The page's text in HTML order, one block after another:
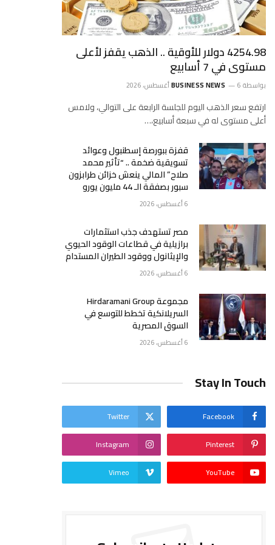
4254.98 دولار للأوقية .. الذهب يقفز لأعلى
مستوى في 7 أسابيع
بواسطة BUSINESS NEWS 6 أغسطس، 2026
ارتفع ‌سعر الذهب اليوم للجلسة الرابعة على التوالي، ولامس
‌أعلى مستوى له في سبعة أسابيع،…
قفزة ببورصة إسطنبول وعوائد
تسويقية ضخمة .. “تأثير محمد
صلاح” المالي ينعش خزائن طرابزون
سبور بصفقة الـ 44 مليون يورو
6 أغسطس، 2026
مصر تستهدف جذب استثمارات
برازيلية في قطاعات الوقود الحيوي
والإيثانول ووقود الطيران المستدام
6 أغسطس، 2026
مجموعة Hirdaramani Group
السريلانكية تخطط للتوسع في
السوق المصرية
6 أغسطس، 2026
Stay In Touch
Facebook
Twitter
Pinterest
Instagram
YouTube
Vimeo